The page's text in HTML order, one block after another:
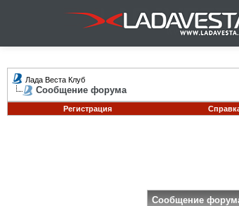
Лада Веста Клуб
Сообщение форума
Регистрация
Сообщение